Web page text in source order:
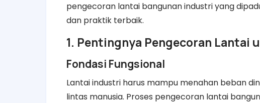
pengecoran lantai bangunan industri yang
dan praktik terbaik.
1. Pentingnya Pengecoran Lantai
Fondasi Fungsional
Lantai industri harus mampu menahan beban
lintas manusia. Proses pengecoran lantai